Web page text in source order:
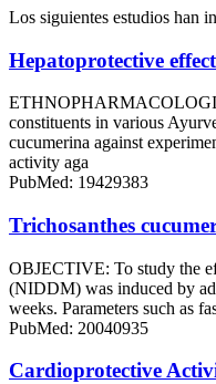
Los siguientes estudios han
Hepatoprotective
constituents in various
cucumerina against
activity aga
PubMed: 19429383
Trichosanthes
OBJECTIVE: To study the
(NIDDM) was induced by
weeks. Parameters such as
PubMed: 20040935
Cardioprotective